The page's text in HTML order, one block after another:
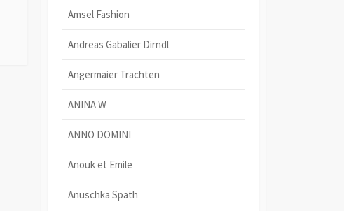
Amsel Fashion
Andreas Gabalier Dirndl
Angermaier Trachten
ANINA W
ANNO DOMINI
Anouk et Emile
Anuschka Späth